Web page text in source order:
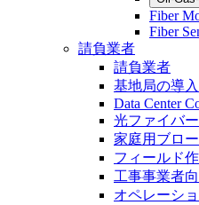
Fiber
Fiber
請負業者
請負業者
基地局の導
Data Center
光ファイバ
家庭用ブロ
フィールド
工事事業者
オペレーシ